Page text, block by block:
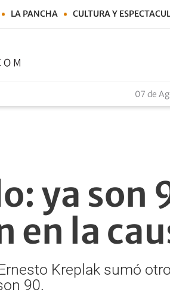
LA PANCHA CULTURA Y
07 de
ya son
la
Kreplak sumó
90.